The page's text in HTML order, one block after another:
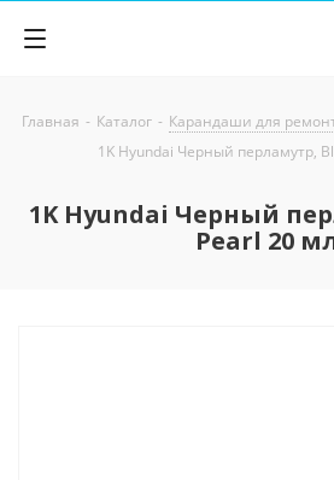
Главная - Каталог - Карандаши для
1K Hyundai Черный перламутр,
1K Hyundai Черный
Pearl 20